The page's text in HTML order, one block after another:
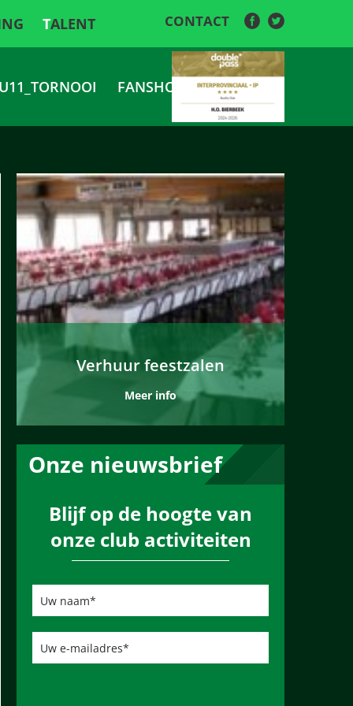
TALENT CONTACT
FANSHOP
Verhuur feestzalen
Meer info
Onze nieuwsbrief
Blijf op de hoogte van
onze club activiteiten
m
w